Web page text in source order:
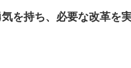
を持ち、必要な改革を